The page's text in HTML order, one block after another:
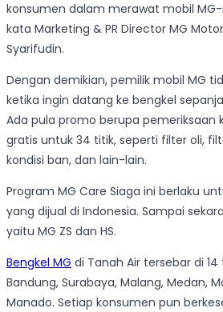
konsumen dalam merawat mobil
kata Marketing & PR Director MG
Syarifudin.
Dengan demikian, pemilik mobil MG
ketika ingin datang ke bengkel
Ada pula promo berupa pemeriksaan
gratis untuk 34 titik, seperti filter oli,
kondisi ban, dan lain-lain.
Program MG Care Siaga ini berlaku
yang dijual di Indonesia. Sampai
yaitu MG ZS dan HS.
Bengkel MG di Tanah Air tersebar di
Bandung, Surabaya, Malang, Medan,
Manado. Setiap konsumen pun